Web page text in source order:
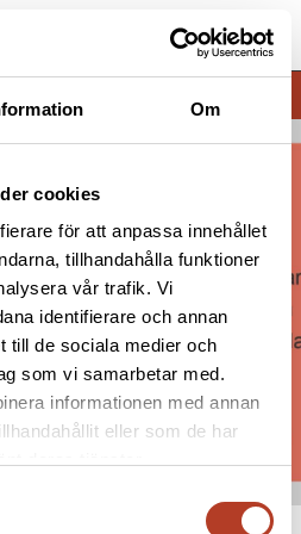
Om
cookies
för att anpassa innehållet
tillhandahålla funktioner
vår trafik. Vi
identifierare och annan
till de sociala medier och
som vi samarbetar med.
informationen med annan
eller som de har